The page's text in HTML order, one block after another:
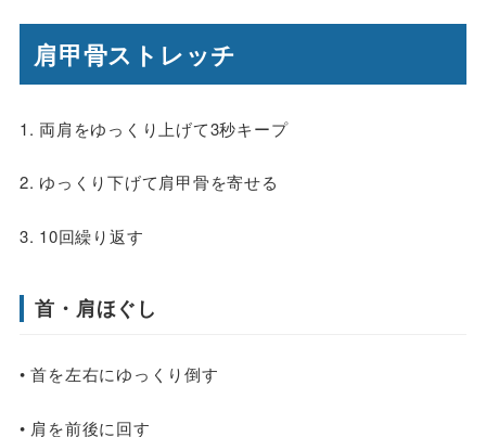
肩甲骨ストレッチ
1. 両肩をゆっくり上げて3秒キープ
2. ゆっくり下げて肩甲骨を寄せる
3. 10回繰り返す
首・肩ほぐし
• 首を左右にゆっくり倒す
• 肩を前後に回す